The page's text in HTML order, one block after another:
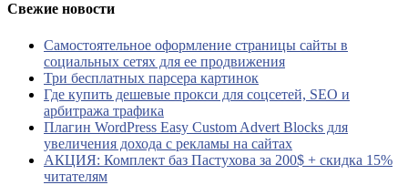
Свежие новости
Самостоятельное оформление страницы сайты в
социальных сетях для ее продвижения
Три бесплатных парсера картинок
Где купить дешевые прокси для соцсетей, SEO и
арбитража трафика
Плагин WordPress Easy Custom Advert Blocks для
увеличения дохода с рекламы на сайтах
АКЦИЯ: Комплект баз Пастухова за 200$ + скидка 15%
читателям